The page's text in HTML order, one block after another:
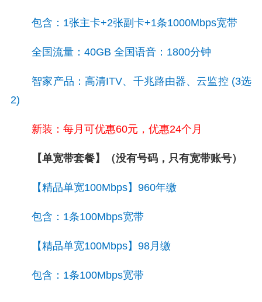
包含：1张主卡+2张副卡+1条1000Mbps宽带
全国流量：40GB 全国语音：1800分钟
智家产品：高清ITV、千兆路由器、云监控 (3选
2)
新装：每月可优惠60元，优惠24个月
【单宽带套餐】（没有号码，只有宽带账号）
【精品单宽100Mbps】960年缴
包含：1条100Mbps宽带
【精品单宽100Mbps】98月缴
包含：1条100Mbps宽带